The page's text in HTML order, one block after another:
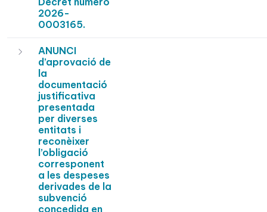
2026-
0003165.
ANUNCI
d’aprovació de
la
documentació
justificativa
presentada
per diverses
entitats i
reconèixer
l’obligació
corresponent
a les despeses
derivades de la
subvenció
concedida en